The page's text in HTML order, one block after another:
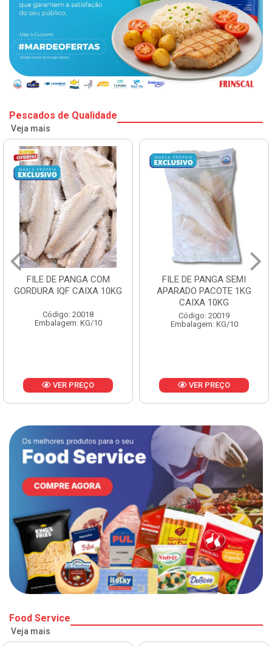
Pescados de Qualidade
Veja mais
FILE DE PANGA SEMI
APARADO PACOTE 1KG
Código: 20019
Embalagem: KG/10
VER PREÇO
POLACA DESFIADA
PESCAMARES PCT5KG
CX10KG
Código: 20161
Embalagem: KG/10
VER PREÇO
Food Service
Veja mais